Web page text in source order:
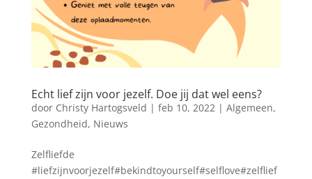
Echt lief zijn voor jezelf. Doe jij dat wel eens?
door Christy Hartogsveld | feb 10, 2022| Algemeen,
Gezondheid, Nieuws
Zelfliefde
#liefzijnvoorjezelf#bekindtoyourself#selflove#zelflief